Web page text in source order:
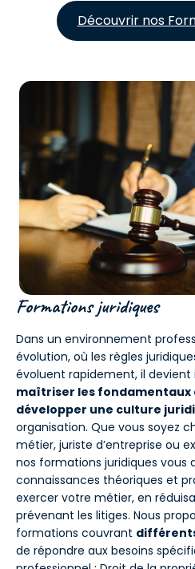
Découvrir nos
Formations juridiques
Dans un environnement
évolution, où les règles
évoluent rapidement, il devient
maîtriser les fondamentaux
développer une culture
organisation. Que vous soyez
métier, juriste d’entreprise ou
nos formations juridiques vous
connaissances théoriques et
exercer votre métier, en
prévenant les litiges. Nous
formations couvrant
de répondre aux besoins